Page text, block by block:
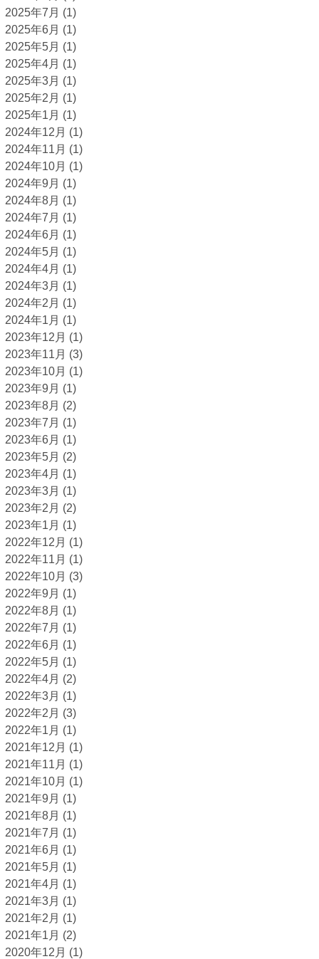
2025年7月 (1)
2025年6月 (1)
2025年5月 (1)
2025年4月 (1)
2025年3月 (1)
2025年2月 (1)
2025年1月 (1)
2024年12月 (1)
2024年11月 (1)
2024年10月 (1)
2024年9月 (1)
2024年8月 (1)
2024年7月 (1)
2024年6月 (1)
2024年5月 (1)
2024年4月 (1)
2024年3月 (1)
2024年2月 (1)
2024年1月 (1)
2023年12月 (1)
2023年11月 (3)
2023年10月 (1)
2023年9月 (1)
2023年8月 (2)
2023年7月 (1)
2023年6月 (1)
2023年5月 (2)
2023年4月 (1)
2023年3月 (1)
2023年2月 (2)
2023年1月 (1)
2022年12月 (1)
2022年11月 (1)
2022年10月 (3)
2022年9月 (1)
2022年8月 (1)
2022年7月 (1)
2022年6月 (1)
2022年5月 (1)
2022年4月 (2)
2022年3月 (1)
2022年2月 (3)
2022年1月 (1)
2021年12月 (1)
2021年11月 (1)
2021年10月 (1)
2021年9月 (1)
2021年8月 (1)
2021年7月 (1)
2021年6月 (1)
2021年5月 (1)
2021年4月 (1)
2021年3月 (1)
2021年2月 (1)
2021年1月 (2)
2020年12月 (1)